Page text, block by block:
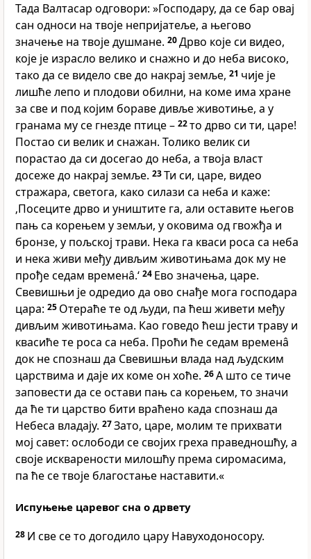
Тада Валтасар одговори: »Господару, да се бар овај
сан односи на твоје непријатеље, а његово
значење на твоје душмане. 20Дрво које си видео,
које је израсло велико и снажно и до неба високо,
тако да се видело све до накрај земље, 21 чије је
лишће лепо и плодови обилни, на коме има хране
за све и под којим бораве дивље животиње, а у
гранама му се гнезде птице – 22то дрво си ти, царе!
Постао си велик и снажан. Толико велик си
порастао да си досегао до неба, а твоја власт
досеже до накрај земље. 23Ти си, царе, видео
стражара, светога, како силази са неба и каже:
‚Посеците дрво и уништите га, али оставите његов
пањ са корењем у земљи, у оковима од гвожђа и
бронзе, у пољској трави. Нека га кваси роса са неба
и нека живи међу дивљим животињама док му не
прође седам временâ.‘ 24 Ево значења, царе.
Свевишњи је одредио да ово снађе мога господара
цара: 25 Отераће те од људи, па ћеш живети међу
дивљим животињама. Као говедо ћеш јести траву и
квасиће те роса са неба. Проћи ће седам временâ
док не спознаш да Свевишњи влада над људским
царствима и даје их коме он хоће. 26А што се тиче
заповести да се остави пањ са корењем, то значи
да ће ти царство бити враћено када спознаш да
Небеса владају. 27Зато, царе, молим те прихвати
мој савет: ослободи се својих греха праведношћу, а
своје искварености милошћу према сиромасима,
па ће се твоје благостање наставити.«
Испуњење царевог сна о дрвету
28 И све се то догодило цару Навуходоносору.